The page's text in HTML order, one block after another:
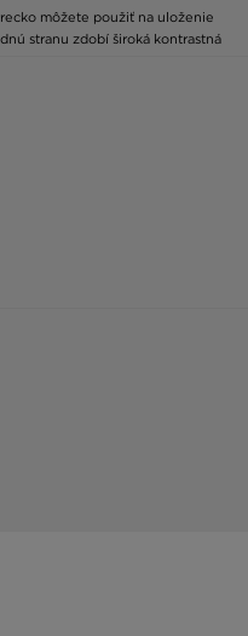
môžete použiť na uloženie
stranu zdobí široká kontrastná